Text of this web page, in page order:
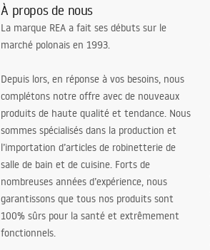
À propos de nous
La marque REA a fait ses débuts sur le
marché polonais en 1993.
Depuis lors, en réponse à vos besoins, nous
complétons notre offre avec de nouveaux
produits de haute qualité et tendance. Nous
sommes spécialisés dans la production et
l’importation d’articles de robinetterie de
salle de bain et de cuisine. Forts de
nombreuses années d’expérience, nous
garantissons que tous nos produits sont
100% sûrs pour la santé et extrêmement
fonctionnels.